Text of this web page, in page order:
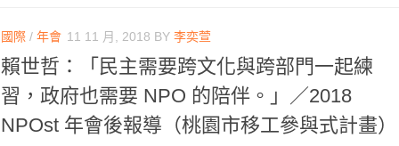
國際 / 年會 11 11 月, 2018 BY 李奕萱
賴世哲：「民主需要跨文化與跨部門一起練
習，政府也需要 NPO 的陪伴。」／2018
NPOst 年會後報導（桃園市移工參與式計畫）